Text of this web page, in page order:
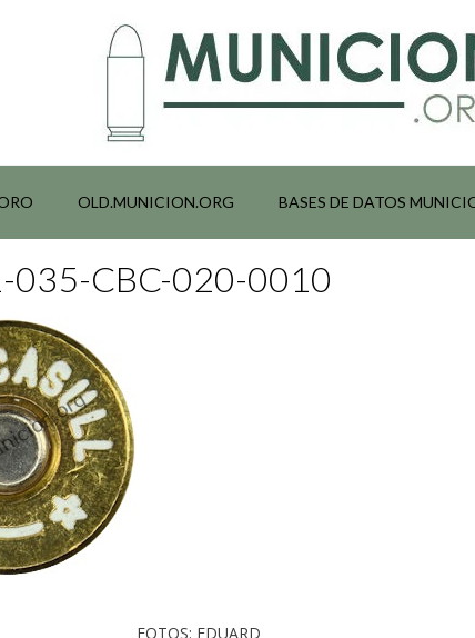
OLD.MUNICION.ORG BASES DE DATOS
035-CBC-020-0010
FOTOS: EDUARD